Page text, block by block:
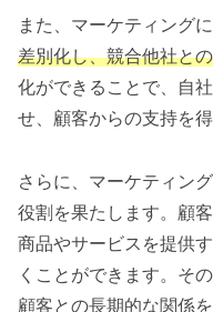
また、マーケティングに
差別化し、競合他社と
化ができることで、自
せ、顧客からの支持を
さらに、マーケティン
役割を果たします。顧
商品やサービスを提供
くことができます。そ
顧客との長期的な関係